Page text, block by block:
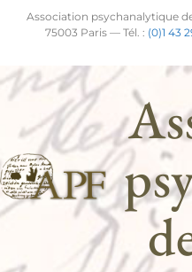
Association psychanalytique
75003 Paris — Tél. : (0)1 43